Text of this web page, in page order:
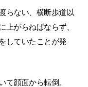
らない、横断歩道以
上がらねばならず、
していたことが発
て顔面から転倒。